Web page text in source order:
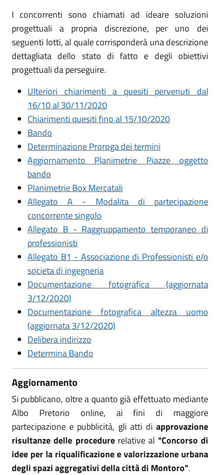
I concorrenti sono chiamati ad ideare soluzioni
progettuali a propria discrezione, per uno dei
seguenti lotti, al quale corrisponderà una descrizione
dettagliata dello stato di fatto e degli obiettivi
progettuali da perseguire.
Ulteriori chiarimenti a quesiti pervenuti dal
16/10 al 30/11/2020
Chiarimenti quesiti fino al 15/10/2020
Bando
Determinazione Proroga dei termini
Aggiornamento Planimetrie Piazze oggetto
bando
Planimetrie Box Mercatali
Allegato A - Modalita di partecipazione
concorrente singolo
Allegato B - Raggruppamento temporaneo di
professionisti
Allegato B1 - Associazione di Professionisti e/o
societa di ingegneria
Documentazione fotografica (aggiornata
3/12/2020)
Documentazione fotografica altezza uomo
(aggiornata 3/12/2020)
Delibera indirizzo
Determina Bando
Aggiornamento
Si pubblicano, oltre a quanto già effettuato mediante
Albo Pretorio online, ai fini di maggiore
partecipazione e pubblicità, gli atti di approvazione
risultanze delle procedurerelative al "Concorso di
idee per la riqualificazione e valorizzazione urbana
degli spazi aggregativi della città di Montoro".